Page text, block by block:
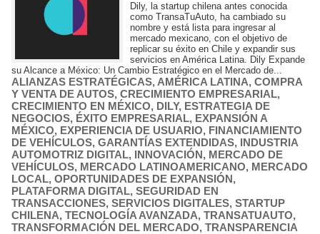
Dily, la startup chilena antes conocida
como TransaTuAuto, ha cambiado su
nombre y está lista para ingresar al
mercado mexicano, con el objetivo de
replicar su éxito en Chile y expandir sus
servicios en América Latina. Dily Expande
su Alcance a México: Un Cambio Estratégico en el Mercado de...
ALIANZAS ESTRATÉGICAS, AMÉRICA LATINA, COMPRA
Y VENTA DE AUTOS, CRECIMIENTO EMPRESARIAL,
CRECIMIENTO EN MÉXICO, DILY, ESTRATEGIA DE
NEGOCIOS, ÉXITO EMPRESARIAL, EXPANSIÓN A
MÉXICO, EXPERIENCIA DE USUARIO, FINANCIAMIENTO
DE VEHÍCULOS, GARANTÍAS EXTENDIDAS, INDUSTRIA
AUTOMOTRIZ DIGITAL, INNOVACIÓN, MERCADO DE
VEHÍCULOS, MERCADO LATINOAMERICANO, MERCADO
LOCAL, OPORTUNIDADES DE EXPANSIÓN,
PLATAFORMA DIGITAL, SEGURIDAD EN
TRANSACCIONES, SERVICIOS DIGITALES, STARTUP
CHILENA, TECNOLOGÍA AVANZADA, TRANSATUAUTO,
TRANSFORMACIÓN DEL MERCADO, TRANSPARENCIA